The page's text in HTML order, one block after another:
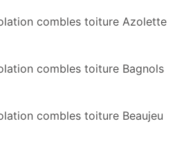
combles toiture Azolette
combles toiture Bagnols
combles toiture Beaujeu